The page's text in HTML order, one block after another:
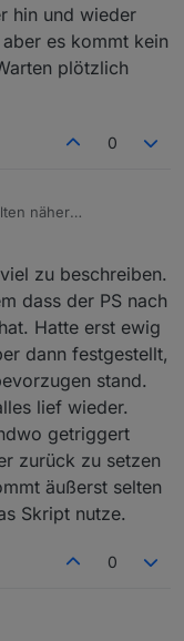
hin und wieder
es kommt kein
plötzlich
0
näher
wie es soll.
auch bis
Solar eingespeißt
zwar eine
kein Strom. Dann
funktionert es
zu beschreiben.
dass der PS nach
Hatte erst ewig
dann festgestellt,
stand.
lief wieder.
getriggert
zurück zu setzen
äußerst selten
Skript nutze.
0